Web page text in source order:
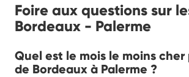
Foire aux questions sur
Bordeaux - Palerme
Quel est le mois le moins
de Bordeaux à Palerme ?